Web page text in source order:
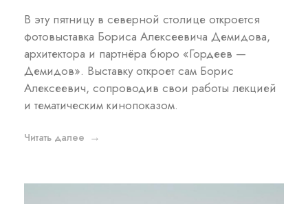
В эту пятницу в северной столице откроется
фотовыставка Бориса Алексеевича Демидова,
архитектора и партнёра бюро «Гордеев —
Демидов». Выставку откроет сам Борис
Алексеевич, сопроводив свои работы лекцией
и тематическим кинопоказом.
Читать далее